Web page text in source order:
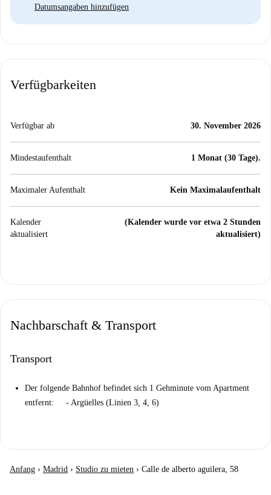
Datumsangaben hinzufügen
Verfügbarkeiten
Verfügbar ab 30. November 2026
Mindestaufenthalt 1 Monat (30 Tage).
Maximaler Aufenthalt Kein Maximalaufenthalt
Kalender
aktualisiert
(Kalender wurde vor etwa 2 Stunden
aktualisiert)
Nachbarschaft & Transport
Transport
Der folgende Bahnhof befindet sich 1 Gehminute vom Apartment
entfernt: - Argüelles (Linien 3, 4, 6)
Anfang › Madrid › Studio zu mieten › Calle de alberto aguilera, 58